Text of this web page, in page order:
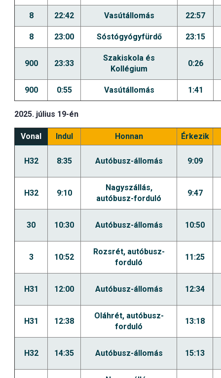
8 22:42 Vasútállomás 22:57
8 23:00 Sóstógyógyfürdő 23:15
900 23:33
Szakiskola és
Kollégium
0:26
900 0:55 Vasútállomás 1:41
2025. július 19-én
Vonal Indul Honnan Érkezik
H32 8:35 Autóbusz-állomás 9:09
H32 9:10
Nagyszállás,
autóbusz-forduló
9:47
30 10:30 Autóbusz-állomás 10:50
3 10:52
Rozsrét, autóbusz-
forduló
11:25
H31 12:00 Autóbusz-állomás 12:34
H31 12:38
Oláhrét, autóbusz-
forduló
13:18
H32 14:35 Autóbusz-állomás 15:13